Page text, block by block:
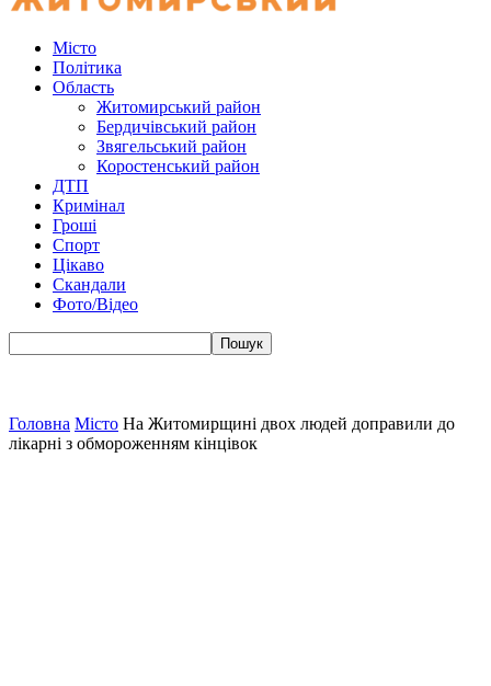
Місто
Політика
Область
Житомирський район
Бердичівський район
Звягельський район
Коростенський район
ДТП
Кримінал
Гроші
Спорт
Цікаво
Скандали
Фото/Відео
Головна Місто На Житомирщині двох людей доправили до
лікарні з обмороженням кінцівок